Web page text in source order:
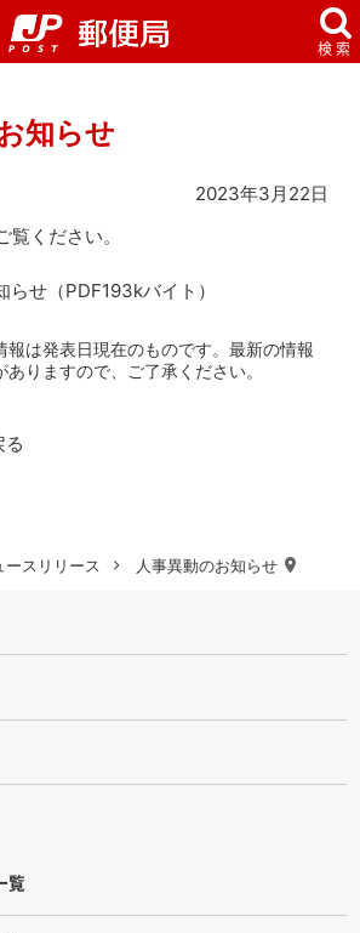
ースリリース 人事異動のお知らせ
知らせ
2023年3月22日
ください。
らせ（PDF193kバイト）
報は発表日現在のものです。最新の情報
ありますので、ご了承ください。
る
覧